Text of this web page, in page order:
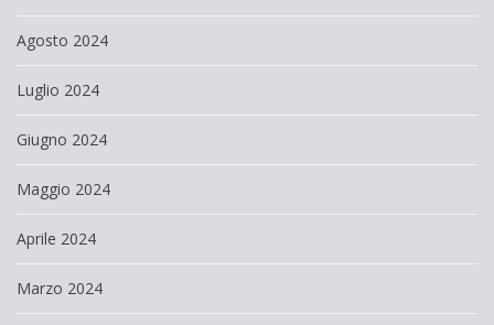
Agosto 2024
Luglio 2024
Giugno 2024
Maggio 2024
Aprile 2024
Marzo 2024